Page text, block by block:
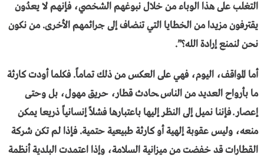
التغلب على هذا الوباء من خلال نبوغهم الشخصي، فإنهم لا يعدُون
يقترفون مزيدا من الخطايا التي تنضاف إلى جرائمهم الأخرى. من نكون
نحن لنمنع إرادة الله؟”.
أما المواقف، اليوم، فهي على العكس من ذلك تماماً. فكلما أودت كارثة
ما بأرواح العديد من الناس ــحادث قطار، حريق مهول، بل وحتى
إعصار ــ فإننا نميل إلى النظر إليها باعتبارها فشلاً إنسانياً ذريعا يمكن
منعه، وليس عقوبة إلهية أو كارثة طبيعية حتمية. فإذا لم تكن شركة
القطارات قد خفضت من ميزانية السلامة، وإذا اعتمدت البلدية أنظمة